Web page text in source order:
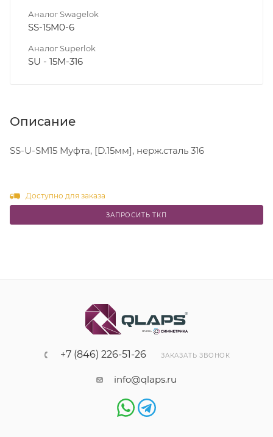
Аналог Swagelok
SS-15M0-6
Аналог Superlok
SU - 15M-316
Описание
SS-U-SM15 Муфта, [D.15мм], нерж.сталь 316
Доступно для заказа
ЗАПРОСИТЬ ТКП
+7 (846) 226-51-26 ЗАКАЗАТЬ ЗВОНОК
info@qlaps.ru